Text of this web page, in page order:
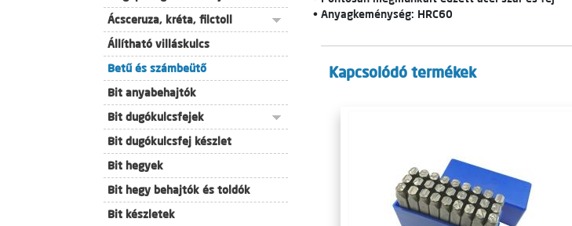
Ácsceruza, kréta, filctoll
Állítható villáskulcs
Betű és számbeütő
Bit anyabehajtók
Bit dugókulcsfejek
Bit dugókulcsfej készlet
Bit hegyek
Bit hegy behajtók és toldók
Bit készletek
• Anyagkeménység: HRC60
Kapcsolódó termékek